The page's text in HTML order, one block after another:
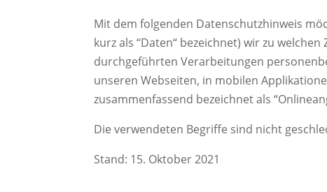
Mit dem folgenden Datenschutzhinweis
kurz als “Daten“ bezeichnet) wir zu
durchgeführten Verarbeitungen
unseren Webseiten, in mobilen
zusammenfassend bezeichnet als
Die verwendeten Begriffe sind nicht
Stand: 15. Oktober 2021